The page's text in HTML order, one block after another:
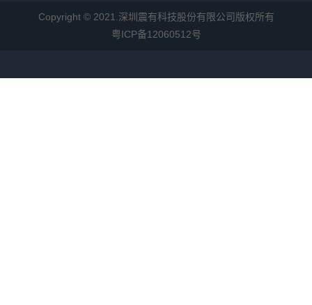
Copyright © 2021.深圳震有科技股份有限公司版权所有
粤ICP备12060512号